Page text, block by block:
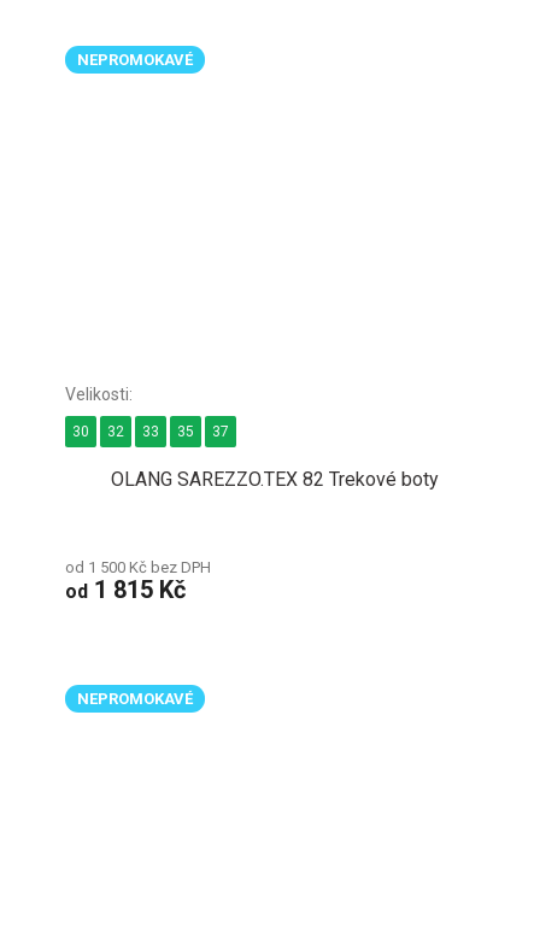
NEPROMOKAVÉ
OLANG SAREZZO.TEX 82 Trekové boty
od 1 500 Kč bez DPH
od 1 815 Kč
30 32 33 35 37
NEPROMOKAVÉ